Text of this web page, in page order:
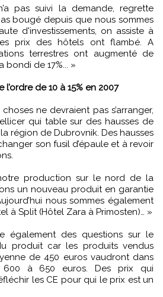
pas suivi la demande, regrette
bougé depuis que nous sommes
d'investissements, on assiste à
prix des hôtels ont flambé. A
terrestres ont augmenté de
bondi de 17%... »
de 10 à 15% en 2007
ne devraient pas s’arranger,
qui table sur des hausses de
la région de Dubrovnik. Des hausses
son fusil d’épaule et à revoir
production sur le nord de la
un nouveau produit en garantie
nous sommes également
à Split (Hôtel Zara à Primosten)… »
également des questions sur le
produit car les produits vendus
de 450 euros vaudront dans
à 650 euros. Des prix qui
les CE pour qui le prix est un